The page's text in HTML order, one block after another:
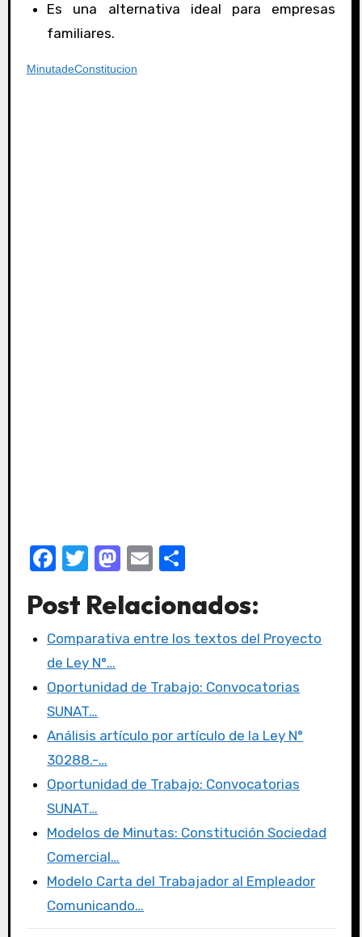
Es una alternativa ideal para empresas
familiares.
MinutadeConstitucion
F
c
e
b
o
o
k
T
it
te
r
M
st
o
o
E
ail
C
m
p
tir
Post Relacionados:
Comparativa entre los textos del Proyecto
de Ley N°…
Oportunidad de Trabajo: Convocatorias
SUNAT…
Análisis artículo por artículo de la Ley N°
30288.-…
Oportunidad de Trabajo: Convocatorias
SUNAT…
Modelos de Minutas: Constitución Sociedad
Comercial…
Modelo Carta del Trabajador al Empleador
Comunicando…